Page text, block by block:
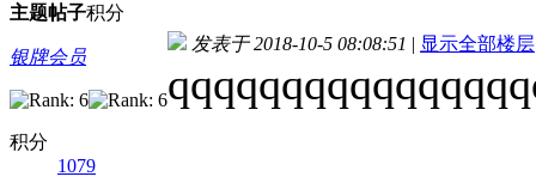
主题帖子积分
银牌会员
积分
1079
发表于 2018-10-5 08:08:51 | 显示全部楼层